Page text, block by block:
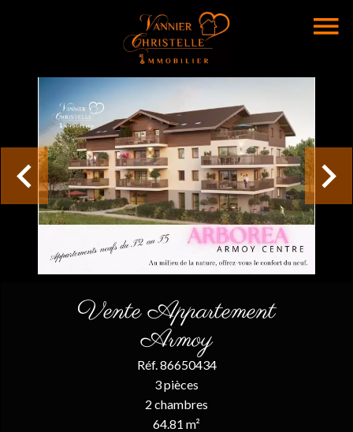
Vente Appartement
Armoy
Réf. 86650434
3 pièces
2 chambres
64.81 m²